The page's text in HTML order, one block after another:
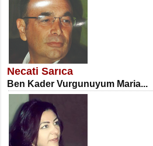
NECLA DİLEK ARSLAN
Öğretmenler Günü Mahkemesi...
Necati Sarıca
Ben Kader Vurgunuyum Maria...